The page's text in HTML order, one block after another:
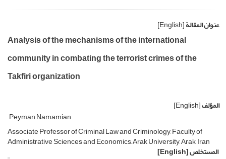
عنوان المقالة[English]
Analysis of the mechanisms of the international
community in combating the terrorist crimes of the
Takfiri organization
المؤلف[English]
Peyman Namamian
Associate Professor of Criminal Law and Criminology, Faculty of
Administrative Sciences and Economics, Arak University, Arak, Iran
المستخلص[English]